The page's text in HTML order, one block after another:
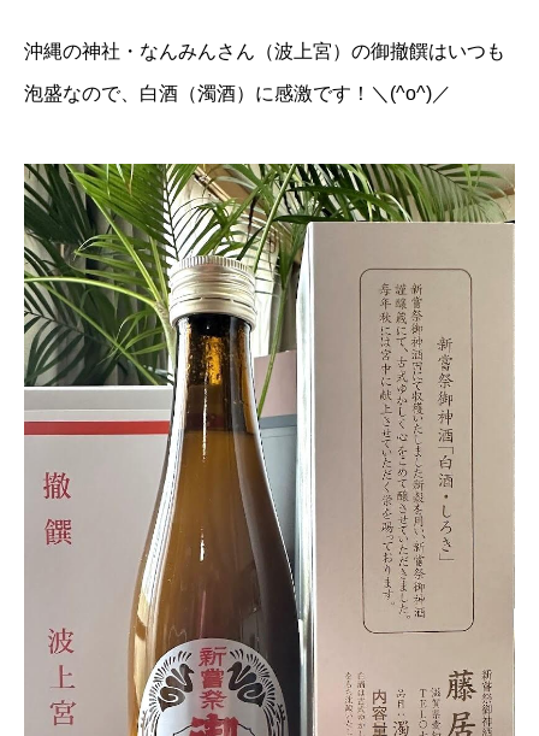
沖縄の神社・なんみんさん（波上宮）の御撤饌はいつも
泡盛なので、白酒（濁酒）に感激です！＼(^o^)／